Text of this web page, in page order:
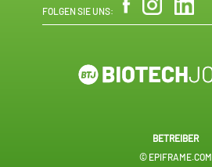
FOLGEN SIE UNS:
BETREIBER
© EPIFRAME.COM